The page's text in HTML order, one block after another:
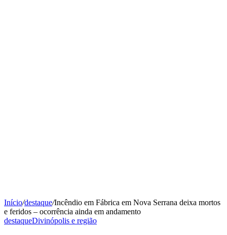
Início/destaque/Incêndio em Fábrica em Nova Serrana deixa mortos
e feridos – ocorrência ainda em andamento
destaqueDivinópolis e região